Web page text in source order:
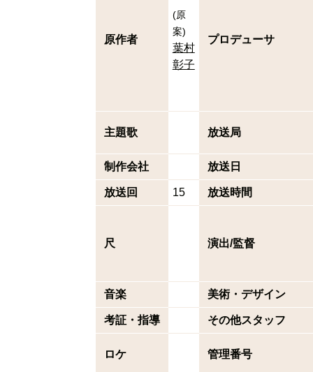
原作者
(原
案)
葉村
彰子
プロデューサ
主題歌 放送局
制作会社 放送日
放送回 15 放送時間
尺 演出/監督
音楽 美術・デザイン
考証・指導 その他スタッフ
ロケ 管理番号